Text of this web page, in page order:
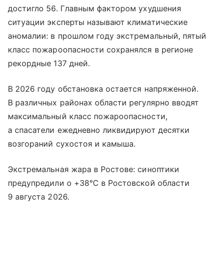
достигло 56. Главным фактором ухудшения
ситуации эксперты называют климатические
аномалии: в прошлом году экстремальный, пятый
класс пожароопасности сохранялся в регионе
рекордные 137 дней.
В 2026 году обстановка остается напряженной.
В различных районах области регулярно вводят
максимальный класс пожароопасности,
а спасатели ежедневно ликвидируют десятки
возгораний сухостоя и камыша.
Экстремальная жара в Ростове: синоптики
предупредили о +38°C в Ростовской области
9 августа 2026.